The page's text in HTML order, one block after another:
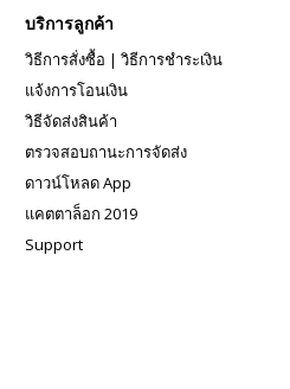
บริการลูกค้า
วิธีการสั่งซื้อ | วิธีการชำระเงิน
แจ้งการโอนเงิน
วิธีจัดส่งสินค้า
ตรวจสอบถานะการจัดส่ง
ดาวน์โหลด App
แคตตาล็อก 2019
Support